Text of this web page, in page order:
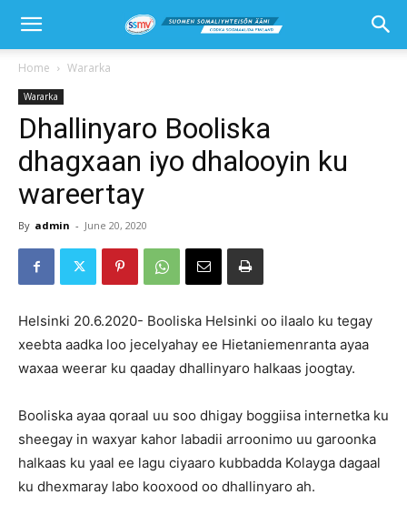
Home Wararka
Wararka
Dhallinyaro Booliska
dhagxaan iyo dhalooyin ku
wareertay
By admin - June 20, 2020
Helsinki 20.6.2020- Booliska Helsinki oo ilaalo ku tegay
xeebta aadka loo jecelyahay ee Hietaniemenranta ayaa
waxaa weerar ku qaaday dhallinyaro halkaas joogtay.
Booliska ayaa qoraal uu soo dhigay boggiisa internetka ku
sheegay in waxyar kahor labadii arroonimo uu garoonka
halkaas ku yaal ee lagu ciyaaro kubbadda Kolayga dagaal
ku dhexmaray labo kooxood oo dhallinyaro ah.